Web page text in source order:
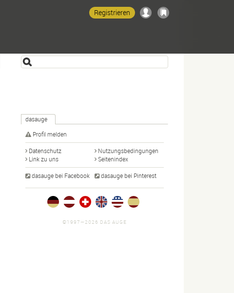
Registrieren
dasauge
Profil melden
Datenschutz
Nutzungsbedingungen
Link zu uns
Seitenindex
dasauge bei Facebook dasauge bei Pinterest
©1997—2026 DAS AUGE